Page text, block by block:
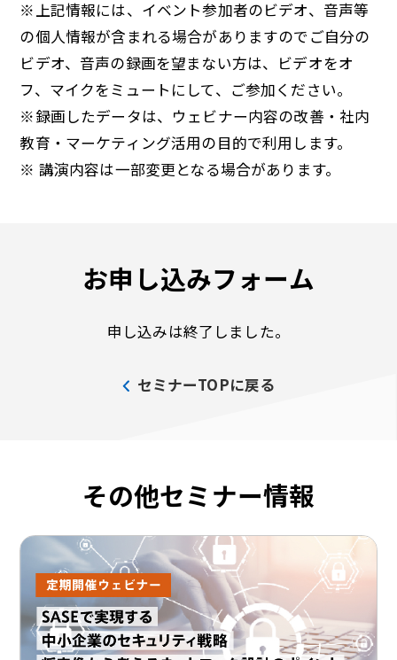
※上記情報には、イベント参加者のビデオ、音声等
の個人情報が含まれる場合がありますのでご自分の
ビデオ、音声の録画を望まない方は、ビデオをオ
フ、マイクをミュートにして、ご参加ください。
※録画したデータは、ウェビナー内容の改善・社内
教育・マーケティング活用の目的で利用します。
※ 講演内容は一部変更となる場合があります。
お申し込みフォーム
申し込みは終了しました。
セミナーTOPに戻る
その他セミナー情報